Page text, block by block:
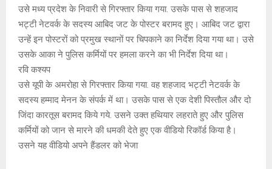
उसे मध्य प्रदेश के निवारी से गिरफ्तार किया गया. उसके पास से शहजाद
भट्टी नेटवर्क के सदस्य आबिद जट के पोस्टर बरामद हुए। आबिद जट द्वारा
उन्हें इन पोस्टरों को प्रमुख स्थानों पर चिपकाने का निर्देश दिया गया था। उसे
उसके आका ने पुलिस कर्मियों पर हमला करने का भी निर्देश दिया था।
रवि कश्यप
उसे यूपी के अमरोहा से गिरफ्तार किया गया. वह शहजाद भट्टी नेटवर्क के
सदस्य हम्माद मेनन के संपर्क में था। उसके पास से एक देशी पिस्तौल और दो
जिंदा कारतूस बरामद किये गये. उसने उक्त हथियार लहराते हुए और पुलिस
कर्मियों को जान से मारने की धमकी देते हुए एक वीडियो रिकॉर्ड किया है।
उसने यह वीडियो अपने हैंडलर को भेजा